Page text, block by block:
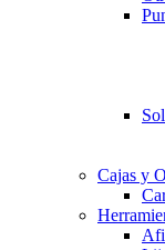
Cajas y